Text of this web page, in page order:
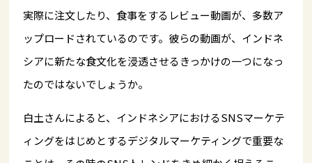
実際に注文したり、食事をするレビュー動画が、多数ア
ップロードされているのです。彼らの動画が、インドネ
シアに新たな食文化を浸透させるきっかけの一つになっ
たのではないでしょうか。
白土さんによると、インドネシアにおけるSNSマーケテ
ィングをはじめとするデジタルマーケティングで重要な